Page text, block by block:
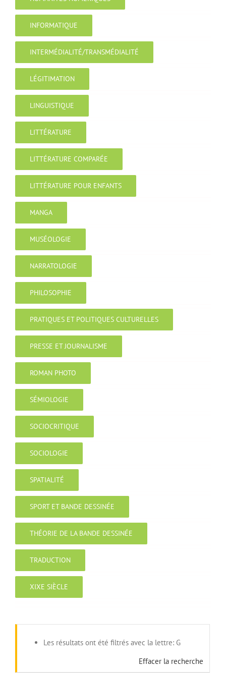
INFORMATIQUE
INTERMÉDIALITÉ/TRANSMÉDIALITÉ
LÉGITIMATION
LINGUISTIQUE
LITTÉRATURE
LITTÉRATURE COMPARÉE
LITTÉRATURE POUR ENFANTS
MANGA
MUSÉOLOGIE
NARRATOLOGIE
PHILOSOPHIE
PRATIQUES ET POLITIQUES CULTURELLES
PRESSE ET JOURNALISME
ROMAN PHOTO
SÉMIOLOGIE
SOCIOCRITIQUE
SOCIOLOGIE
SPATIALITÉ
SPORT ET BANDE DESSINÉE
THÉORIE DE LA BANDE DESSINÉE
TRADUCTION
XIXE SIÈCLE
Les résultats ont été filtrés avec la lettre: G
Effacer la recherche